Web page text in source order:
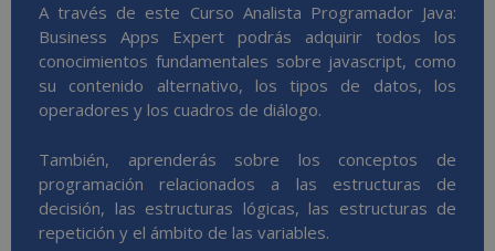
A través de este Curso Analista Programador Java:
Business Apps Expert podrás adquirir todos los
conocimientos fundamentales sobre javascript, como
su contenido alternativo, los tipos de datos, los
operadores y los cuadros de diálogo.
También, aprenderás sobre los conceptos de
programación relacionados a las estructuras de
decisión, las estructuras lógicas, las estructuras de
repetición y el ámbito de las variables.